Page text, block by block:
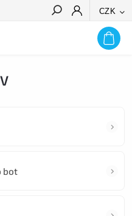
CZK
HLEDAT
bot